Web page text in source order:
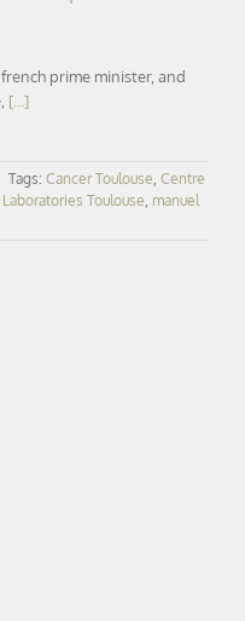
prime minister, and
[...]
Tags: Cancer Toulouse Centre
Laboratories Toulouse manuel